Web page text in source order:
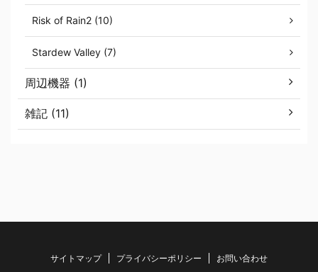
Risk of Rain2 (10)
Stardew Valley (7)
周辺機器 (1)
雑記 (11)
サイトマップ プライバシーポリシー お問い合わせ